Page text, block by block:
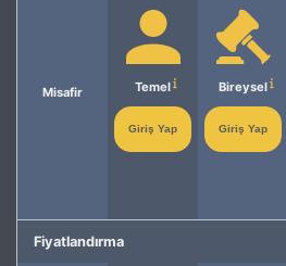
Misafir Temel
Giriş Yap
Bireysel
Giriş Yap
Fiyatlandırma